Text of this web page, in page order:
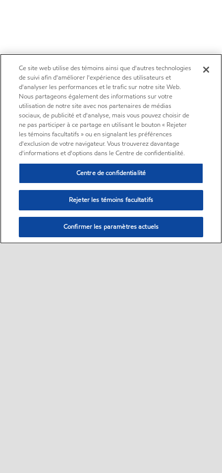
Ce site web utilise des témoins ainsi que d'autres technologies
de suivi afin d'améliorer l'expérience des utilisateurs et
d'analyser les performances et le trafic sur notre site Web.
Nous partageons également des informations sur votre
utilisation de notre site avec nos partenaires de médias
sociaux, de publicité et d'analyse, mais vous pouvez choisir de
ne pas participer à ce partage en utilisant le bouton « Rejeter
les témoins facultatifs » ou en signalant les préférences
d'exclusion de votre navigateur. Vous trouverez davantage
d'informations et d'options dans le Centre de confidentialité.
Centre de confidentialité
Rejeter les témoins facultatifs
Confirmer les paramètres actuels